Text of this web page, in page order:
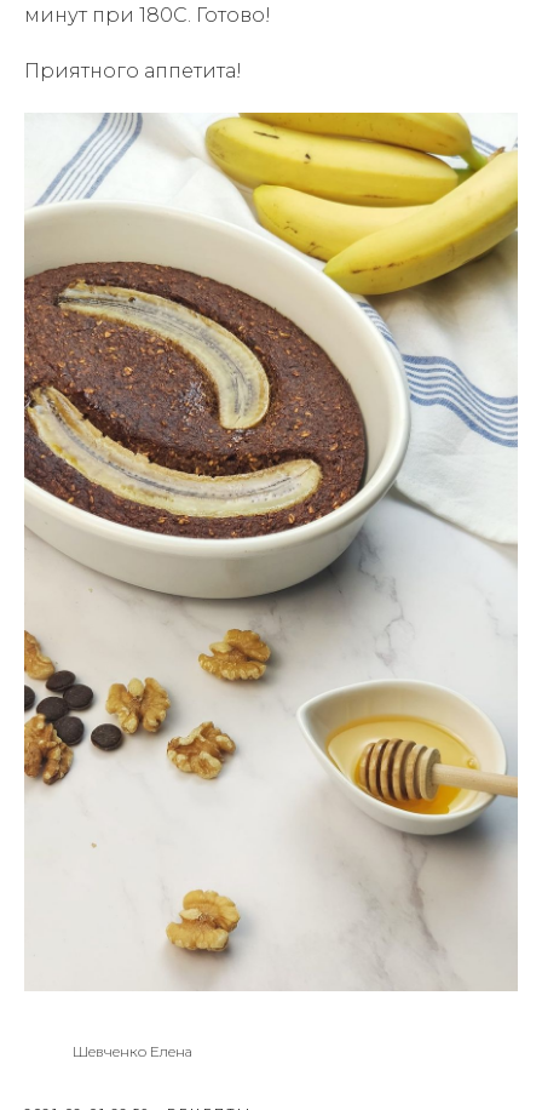
минут при 180С. Готово!
Приятного аппетита!
Шевченко Елена